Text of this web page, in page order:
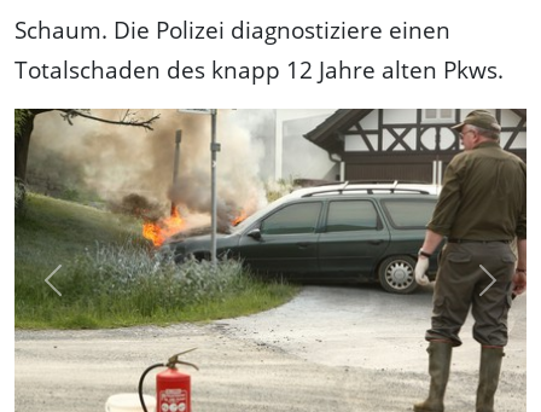
Schaum. Die Polizei diagnostiziere einen
Totalschaden des knapp 12 Jahre alten Pkws.
Previous Next